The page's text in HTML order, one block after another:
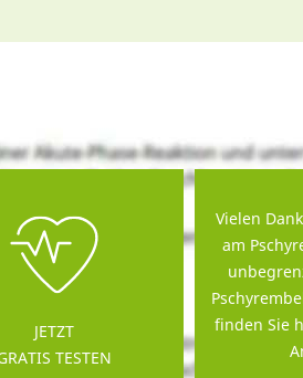
JETZT
TESTEN
Vielen
am
finden Sie